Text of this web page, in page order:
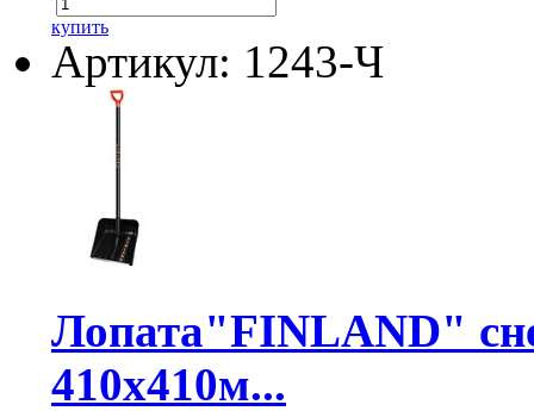
купить
Артикул: 1243-Ч
Лопата"FINLAND"
410х410м...